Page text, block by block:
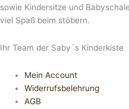
sowie Kindersitze und
viel Spaß beim stöbern.
Ihr Team der Saby´s Kinderkiste
Mein Account
Widerrufsbelehrung
AGB